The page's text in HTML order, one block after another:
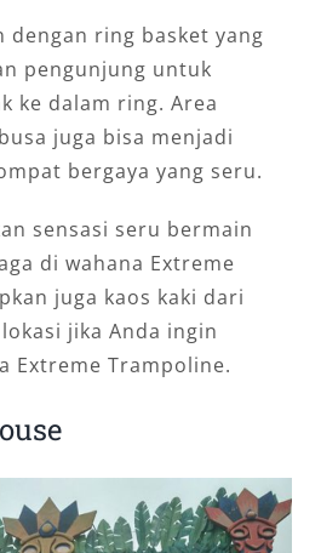
dengan ring basket yang
pengunjung untuk
ke dalam ring. Area
juga bisa menjadi
bergaya yang seru.
sensasi seru bermain
di wahana Extreme
juga kaos kaki dari
jika Anda ingin
Extreme Trampoline.